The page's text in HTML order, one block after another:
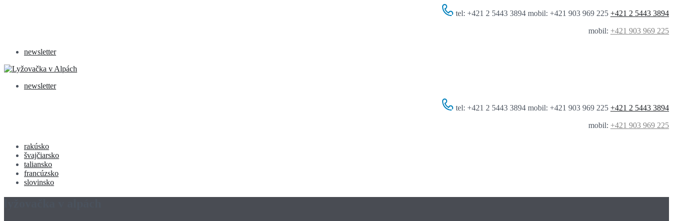
tel: +421 2 5443 3894 mobil: +421 903 969 225 +421 2 5443 3894
mobil: +421 903 969 225
newsletter
newsletter
tel: +421 2 5443 3894 mobil: +421 903 969 225 +421 2 5443 3894
mobil: +421 903 969 225
rakúsko
švajčiarsko
taliansko
francúzsko
slovinsko